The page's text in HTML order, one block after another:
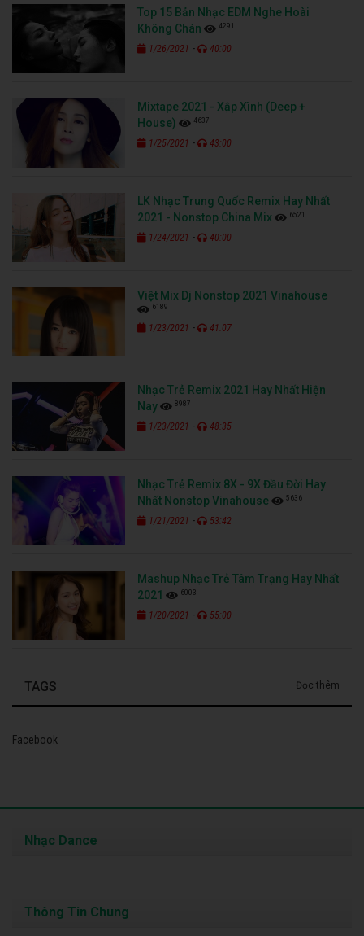
Top 15 Bản Nhạc EDM Nghe Hoài
Không Chán
4291
1/26/2021 - 40:00
Mixtape 2021 - Xập Xình (Deep +
House)
4637
1/25/2021 - 43:00
LK Nhạc Trung Quốc Remix Hay Nhất
2021 - Nonstop China Mix
6521
1/24/2021 - 40:00
Việt Mix Dj Nonstop 2021 Vinahouse
6189
1/23/2021 - 41:07
Nhạc Trẻ Remix 2021 Hay Nhất Hiện
Nay
8987
1/23/2021 - 48:35
Nhạc Trẻ Remix 8X - 9X Đầu Đời Hay
Nhất Nonstop Vinahouse
5636
1/21/2021 - 53:42
Mashup Nhạc Trẻ Tâm Trạng Hay Nhất
2021
6003
1/20/2021 - 55:00
TAGS Đọc thêm
Facebook
Nhạc Dance
Thông Tin Chung